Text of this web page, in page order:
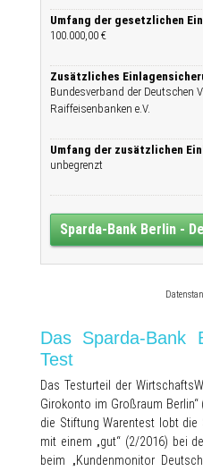
Umfang der gesetzlichen
100.000,00 €
Zusätzliches
Bundesverband der Deutschen
Raiffeisenbanken e.V.
Umfang der zusätzlichen
unbegrenzt
Sparda-Bank Berlin -
Das Sparda-Bank
Test
Das Testurteil der
Girokonto im Großraum Berlin“
die Stiftung Warentest lobt die
mit einem „gut“ (2/2016) bei
beim „Kundenmonitor